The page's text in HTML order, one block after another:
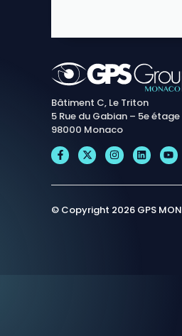
Bâtiment C, Le Triton
5 Rue du Gabian – 5e étage
98000 Monaco
© Copyright 2026 GPS